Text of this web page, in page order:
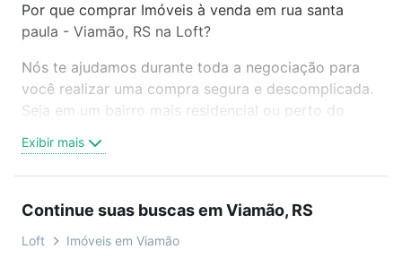
Por que comprar Imóveis à venda em rua santa
paula - Viamão, RS na Loft?
Nós te ajudamos durante toda a negociação para
você realizar uma compra segura e descomplicada.
Seja em um bairro mais residencial ou perto do
oferta ideal de Imóveis à venda em rua santa paula
- Viamão, RS para conquistar seu sonho. Agende
sem compromisso e você ainda conta com mais de
46 mil corretores e imobiliárias te ajudando na
Exibir mais
Continue suas buscas em Viamão, RS
Loft Imóveis em Viamão